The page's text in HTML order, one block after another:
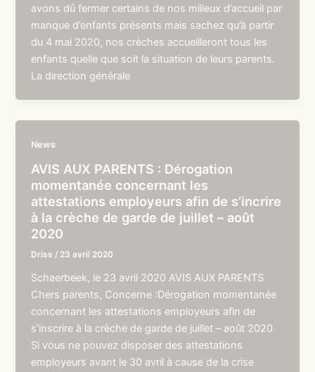
avons dû fermer certains de nos milieux d’accueil par
manque d’enfants présents mais sachez qu’à partir
du 4 mai 2020, nos crèches accueilleront tous les
enfants quelle que soit la situation de leurs parents.
La direction générale
News
AVIS AUX PARENTS : Dérogation
momentanée concernant les
attestations employeurs afin de s’incrire
à la crèche de garde de juillet – août
2020
Driss / 23 avril 2020
Schaerbeek, le 23 avril 2020 AVIS AUX PARENTS
Chers parents, Concerne :Dérogation momentanée
concernant les attestations employeurs afin de
s’inscrire à la crèche de garde de juillet – août 2020
Si vous ne pouvez disposer des attestations
employeurs avant le 30 avril à cause de la crise